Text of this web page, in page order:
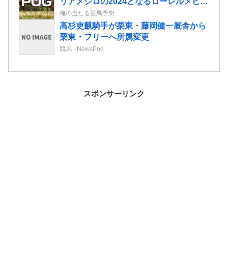
スの2歳情報
俺の当たる競馬予想
高杉吏麒騎手が栗東・藤岡健一厩舎から
栗東・フリーへ所属変更
競馬 - NewsPod
スポンサーリンク